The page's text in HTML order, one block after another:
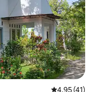
Prosječna
4,95 (41)